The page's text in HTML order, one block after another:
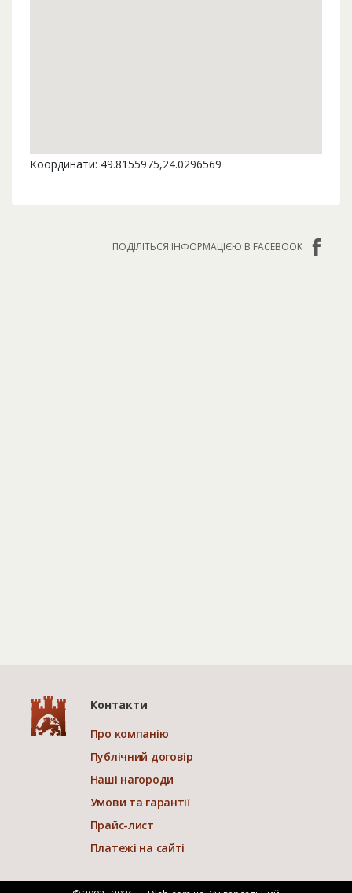
Координати: 49.8155975,24.0296569
ПОДІЛІТЬСЯ ІНФОРМАЦІЄЮ В FACEBOOK
Контакти
Про компанію
Публічний договір
Наші нагороди
Умови та гарантії
Прайс-лист
Платежі на сайті